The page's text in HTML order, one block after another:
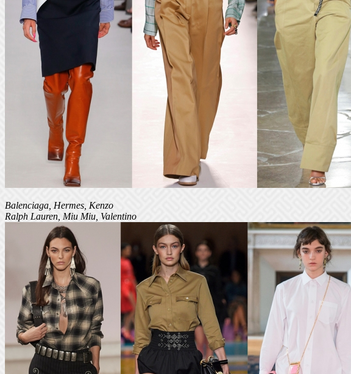
Balenciaga, Hermes, Kenzo
Ralph Lauren, Miu Miu, Valentino